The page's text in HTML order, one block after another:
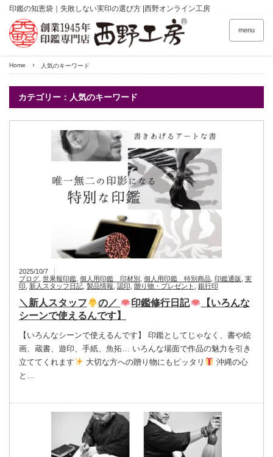
印鑑の知恵袋｜失敗しない実印の選び方 |西野オンライン工房
menu
Home 人気のキーワード
カテゴリー：人気のキーワード
2025/10/7
ブログ 世果報印鑑 個人用印鑑 印材別 個人用印鑑 特別商品 印鑑通販 実
印
新人スタッフ日記 製品情報 認印 贈り物・プレゼント 銀行印
＼新人スタッフ の／ 印鑑修行日記
【いろんな
シーンで使えるんです】
【いろんなシーンで使えるんです】 印鑑としてじゃなく、書や絵
画、蔵書、遊印、手紙、魚拓… いろんな場面で作品の魅力を引き
立ててくれます
大切な方への贈り物にもピッタリ
沖縄の心
と…